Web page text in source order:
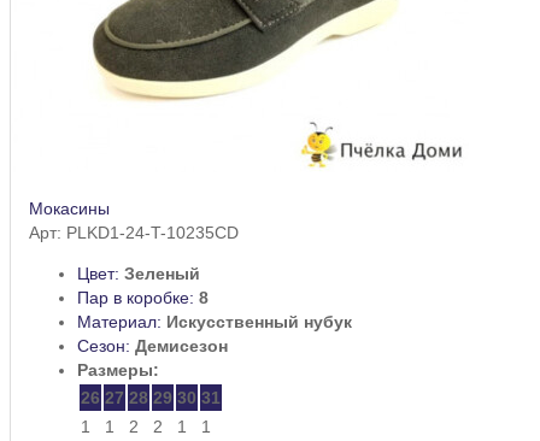
Мокасины
Арт: PLKD1-24-T-10235CD
Цвет: Зеленый
Пар в коробке: 8
Материал: Искусственный нубук
Сезон: Демисезон
Размеры:
26 27 28 29 30 31
1
1 2 2 1
1